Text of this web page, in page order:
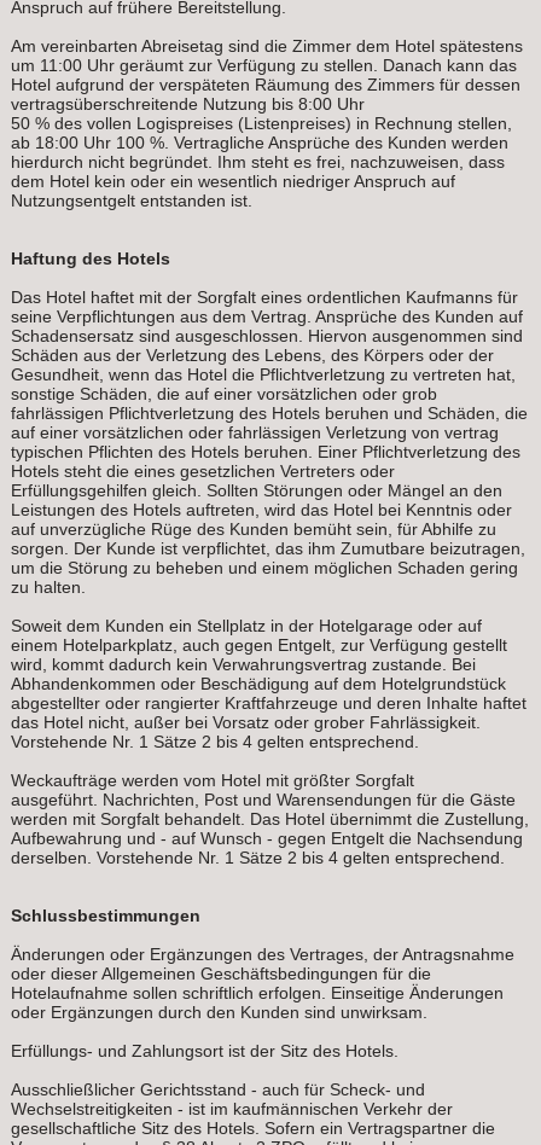
Anspruch auf frühere Bereitstellung.
Am vereinbarten Abreisetag sind die Zimmer dem Hotel spätestens
um 11:00 Uhr geräumt zur Verfügung zu stellen. Danach kann das
Hotel aufgrund der verspäteten Räumung des Zimmers für dessen
vertragsüberschreitende Nutzung bis 8:00 Uhr
50 % des vollen Logispreises (Listenpreises) in Rechnung stellen,
ab 18:00 Uhr 100 %. Vertragliche Ansprüche des Kunden werden
hierdurch nicht begründet. Ihm steht es frei, nachzuweisen, dass
dem Hotel kein oder ein wesentlich niedriger Anspruch auf
Nutzungsentgelt entstanden ist.
Haftung des Hotels
Das Hotel haftet mit der Sorgfalt eines ordentlichen Kaufmanns für
seine Verpflichtungen aus dem Vertrag. Ansprüche des Kunden auf
Schadensersatz sind ausgeschlossen. Hiervon ausgenommen sind
Schäden aus der Verletzung des Lebens, des Körpers oder der
Gesundheit, wenn das Hotel die Pflichtverletzung zu vertreten hat,
sonstige Schäden, die auf einer vorsätzlichen oder grob
fahrlässigen Pflichtverletzung des Hotels beruhen und Schäden, die
auf einer vorsätzlichen oder fahrlässigen Verletzung von vertrag
typischen Pflichten des Hotels beruhen. Einer Pflichtverletzung des
Hotels steht die eines gesetzlichen Vertreters oder
Erfüllungsgehilfen gleich. Sollten Störungen oder Mängel an den
Leistungen des Hotels auftreten, wird das Hotel bei Kenntnis oder
auf unverzügliche Rüge des Kunden bemüht sein, für Abhilfe zu
sorgen. Der Kunde ist verpflichtet, das ihm Zumutbare beizutragen,
um die Störung zu beheben und einem möglichen Schaden gering
zu halten.
Soweit dem Kunden ein Stellplatz in der Hotelgarage oder auf
einem Hotelparkplatz, auch gegen Entgelt, zur Verfügung gestellt
wird, kommt dadurch kein Verwahrungsvertrag zustande. Bei
Abhandenkommen oder Beschädigung auf dem Hotelgrundstück
abgestellter oder rangierter Kraftfahrzeuge und deren Inhalte haftet
das Hotel nicht, außer bei Vorsatz oder grober Fahrlässigkeit.
Vorstehende Nr. 1 Sätze 2 bis 4 gelten entsprechend.
Weckaufträge werden vom Hotel mit größter Sorgfalt
ausgeführt. Nachrichten, Post und Warensendungen für die Gäste
werden mit Sorgfalt behandelt. Das Hotel übernimmt die Zustellung,
Aufbewahrung und - auf Wunsch - gegen Entgelt die Nachsendung
derselben. Vorstehende Nr. 1 Sätze 2 bis 4 gelten entsprechend.
Schlussbestimmungen
Änderungen oder Ergänzungen des Vertrages, der Antragsnahme
oder dieser Allgemeinen Geschäftsbedingungen für die
Hotelaufnahme sollen schriftlich erfolgen. Einseitige Änderungen
oder Ergänzungen durch den Kunden sind unwirksam.
Erfüllungs- und Zahlungsort ist der Sitz des Hotels.
Ausschließlicher Gerichtsstand - auch für Scheck- und
Wechselstreitigkeiten - ist im kaufmännischen Verkehr der
gesellschaftliche Sitz des Hotels. Sofern ein Vertragspartner die